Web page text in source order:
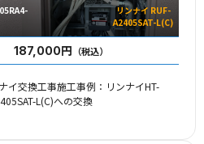
リンナイ RUF-
A2405SAT-L(C)
187,000円 （税込）
イ交換工事施工事例：リンナイHT-
L(C)への交換